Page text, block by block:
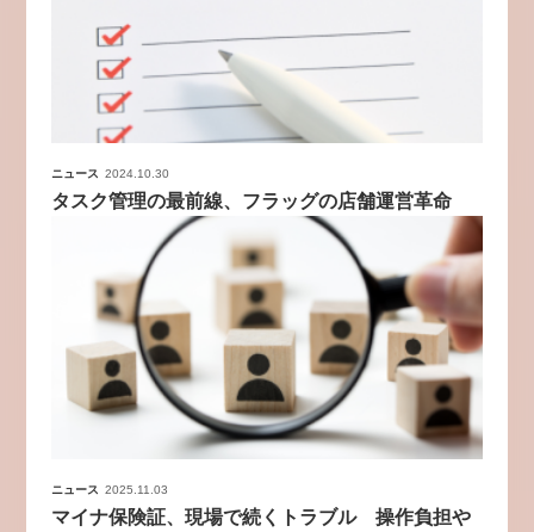
ニュース 2024.10.30
タスク管理の最前線、フラッグの店舗運営革命
ニュース 2025.11.03
マイナ保険証、現場で続くトラブル 操作負担や